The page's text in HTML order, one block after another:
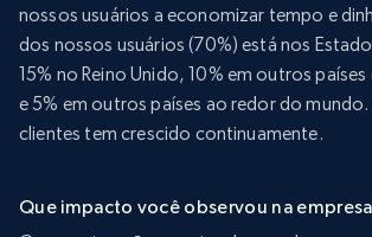
nossos usuários a economizar tempo e
dos nossos usuários (70%) está nos
15% no Reino Unido, 10% em outros países
e 5% em outros países ao redor do mundo.
clientes tem crescido continuamente.
Que impacto você observou na